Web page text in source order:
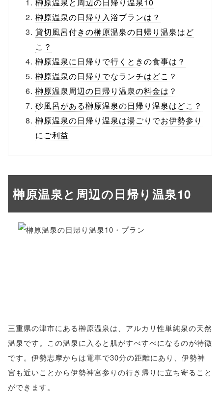
榊原温泉の日帰り入浴プランは？
貸切風呂付きの榊原温泉の日帰り温泉はど
こ？
榊原温泉に日帰りで行くときの食事は？
榊原温泉の日帰りでなランチはどこ？
榊原温泉周辺の日帰り温泉の料金は？
砂風呂がある榊原温泉の日帰り温泉はどこ？
榊原温泉の日帰り温泉は湯ごりでお伊勢参り
にご利益
榊原温泉と周辺の日帰り温泉10
三重県の津市にある榊原温泉は、アルカリ性単純泉の天然
温泉です。この温泉に入ると肌がすべすべになるのが特徴
です。伊勢志摩からは電車で30分の距離にあり、伊勢神
宮も近いことから伊勢神宮参りの行き帰りに立ち寄ること
ができます。